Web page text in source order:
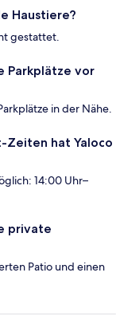
Haustiere?
gestattet.
Parkplätze vor
in der Nähe.
Zeiten hat Yaloco
14:00 Uhr–
private
Patio und einen